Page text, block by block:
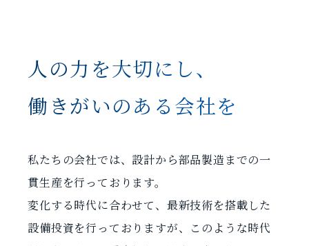
人の力を大切にし、
働きがいのある会社を
私たちの会社では、設計から部品製造までの一
貫生産を行っております。
変化する時代に合わせて、最新技術を搭載した
設備投資を行っておりますが、
このような時代